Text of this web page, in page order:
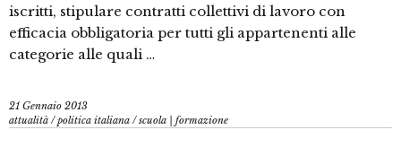
iscritti, stipulare contratti collettivi di lavoro con
efficacia obbligatoria per tutti gli appartenenti alle
categorie alle quali …
21 Gennaio 2013
attualità /politica italiana /scuola | formazione